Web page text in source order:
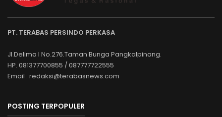
PT. TERABAS PERSINDO PERKASA
Jl.Delima I No.276.Taman Bunga Pangkalpinang.
HP. 081377700855 / 087777722555
Email : redaksi@terabasnews.com
POSTING TERPOPULER